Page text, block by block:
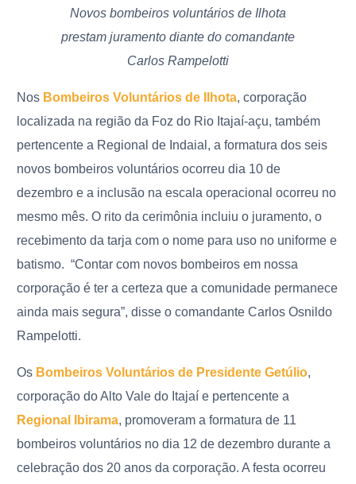
Novos bombeiros voluntários de Ilhota
prestam juramento diante do comandante
Carlos Rampelotti
Nos Bombeiros Voluntários de Ilhota, corporação
localizada na região da Foz do Rio Itajaí-açu, também
pertencente a Regional de Indaial, a formatura dos seis
novos bombeiros voluntários ocorreu dia 10 de
dezembro e a inclusão na escala operacional ocorreu no
mesmo mês. O rito da cerimônia incluiu o juramento, o
recebimento da tarja com o nome para uso no uniforme e
batismo. “Contar com novos bombeiros em nossa
corporação é ter a certeza que a comunidade permanece
ainda mais segura”, disse o comandante Carlos Osnildo
Rampelotti.
Os Bombeiros Voluntários de Presidente Getúlio,
corporação do Alto Vale do Itajaí e pertencente a
Regional Ibirama, promoveram a formatura de 11
bombeiros voluntários no dia 12 de dezembro durante a
celebração dos 20 anos da corporação. A festa ocorreu